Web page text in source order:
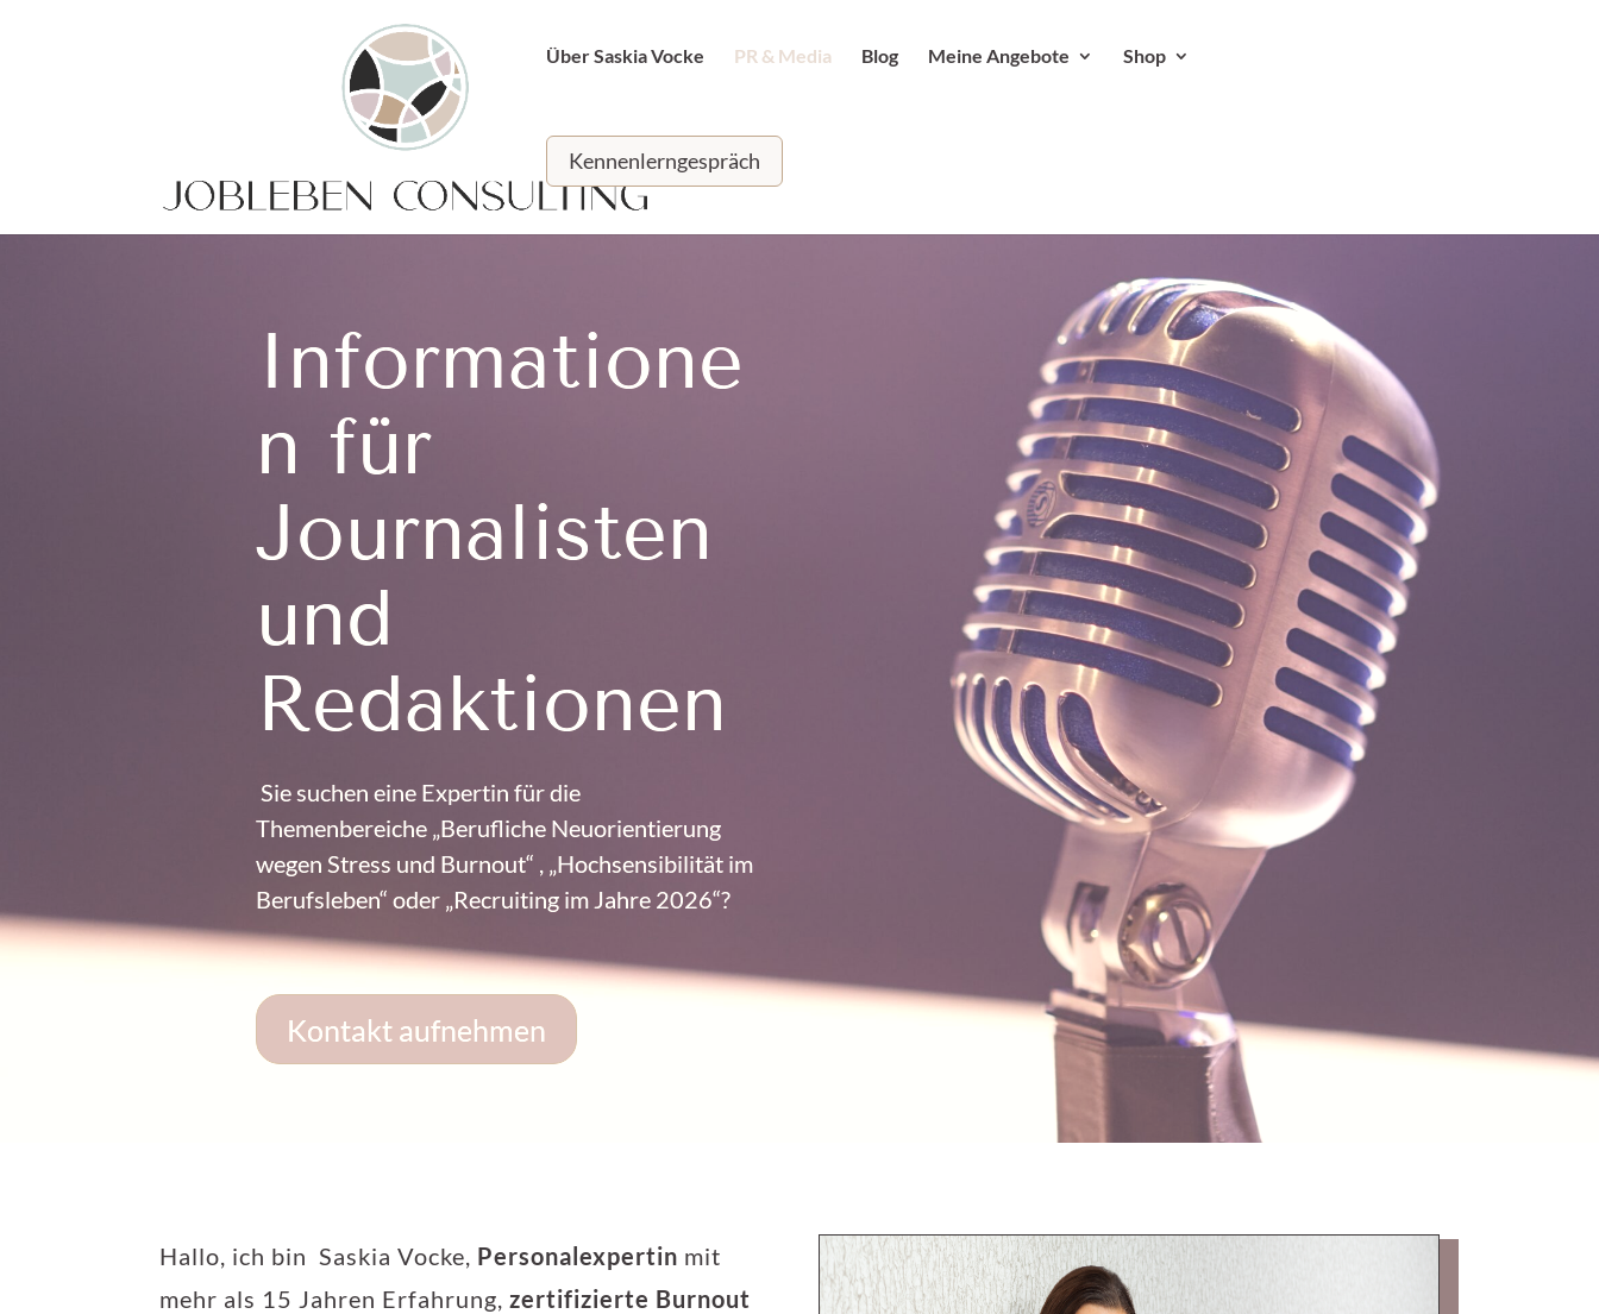
Über Saskia Vocke PR & Media Blog Meine Angebote Shop
Kennenlerngespräch
Informatione
n für
Journalisten
und
Redaktionen
Sie suchen eine Expertin für die
Themenbereiche „Berufliche Neuorientierung
wegen Stress und Burnout“ , „Hochsensibilität im
Berufsleben“ oder „Recruiting im Jahre 2026“?
Kontakt aufnehmen
Hallo, ich bin Saskia Vocke, Personalexpertin mit
mehr als 15 Jahren Erfahrung,zertifizierte Burnout